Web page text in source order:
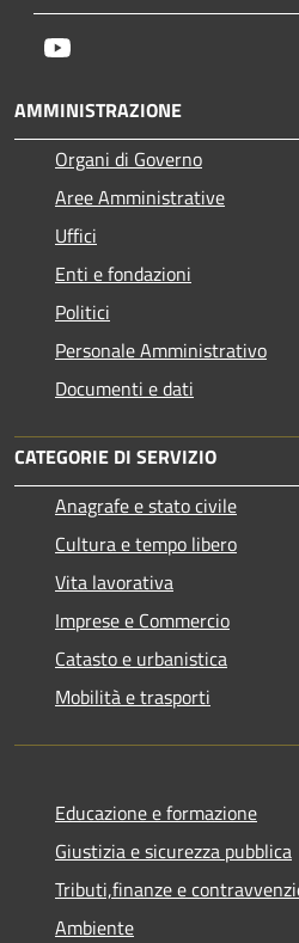
AMMINISTRAZIONE
Organi di Governo
Aree Amministrative
Uffici
Enti e fondazioni
Politici
Personale Amministrativo
Documenti e dati
CATEGORIE DI SERVIZIO
Anagrafe e stato civile
Cultura e tempo libero
Vita lavorativa
Imprese e Commercio
Catasto e urbanistica
Mobilità e trasporti
Educazione e formazione
Giustizia e sicurezza pubblica
Tributi,finanze e
Ambiente